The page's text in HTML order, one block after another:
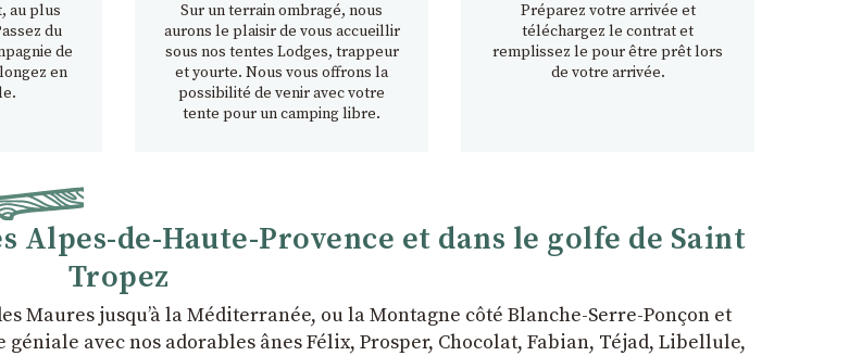
au plus
du
de
en
Sur un terrain ombragé, nous
aurons le plaisir de vous accueillir
sous nos tentes Lodges, trappeur
et yourte. Nous vous offrons la
possibilité de venir avec votre
tente pour un camping libre.
Préparez votre arrivée et
téléchargez le contrat et
remplissez le pour être prêt lors
de votre arrivée.
Alpes-de-Haute-Provence et dans le golfe de Saint
Tropez
Maures jusqu’à la Méditerranée, ou la Montagne côté Blanche-Serre-Ponçon et
avec nos adorables ânes Félix, Prosper, Chocolat, Fabian, Téjad, Libellule,